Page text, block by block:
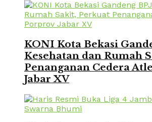
KONI Kota Bekasi
Kesehatan dan Rumah
Penanganan Cedera
Jabar XV